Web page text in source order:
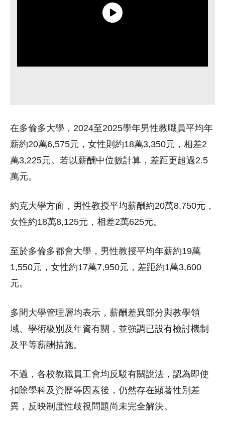
在多倫多大學，2024至2025學年男性教職員平均年
薪約20萬6,575元，女性則約18萬3,350元，相差2
萬3,225元。若以薪酬中位數計算，差距更超過2.5
萬元。
約克大學方面，男性教授平均薪酬約20萬8,750元，
女性約18萬8,125元，相差2萬625元。
至於多倫多都會大學，男性教授平均年薪約19萬
1,550元，女性約17萬7,950元，差距約1萬3,600
元。
多間大學管理層均表示，薪酬差異部分與教學領
域、學術級別及年資有關，並強調已設有檢討機制
及平等薪酬措施。
不過，各校教職員工會均反駁有關說法，認為即使
扣除學科及資歷等因素後，仍然存在顯著性別差
異，反映制度性歧視問題尚未完全解決。